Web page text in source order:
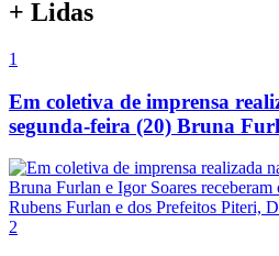
+ Lidas
1
Em coletiva de imprensa
segunda-feira (20) Bruna
2